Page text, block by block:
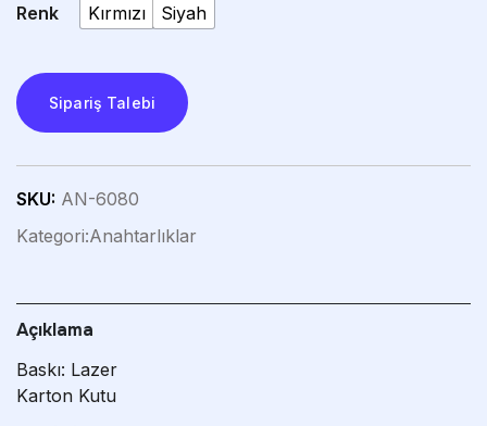
Renk Kırmızı Siyah
Sipariş Talebi
SKU: AN-6080
Kategori:Anahtarlıklar
Açıklama
Baskı: Lazer
Karton Kutu